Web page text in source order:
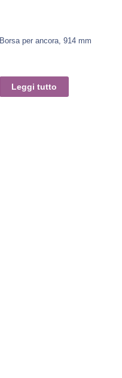
Borsa per ancora, 914 mm
Leggi tutto